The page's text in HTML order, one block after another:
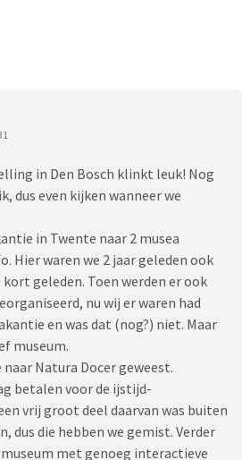
in Den Bosch klinkt leuk! Nog
dus even kijken wanneer we
in Twente naar 2 musea
Hier waren we 2 jaar geleden ook
geleden. Toen werden er ook
nu wij er waren had
en was dat (nog?) niet. Maar
museum.
Natura Docer geweest.
betalen voor de ijstijd-
vrij groot deel daarvan was buiten
dus die hebben we gemist. Verder
met genoeg interactieve